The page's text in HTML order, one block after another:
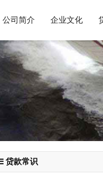
公司简介 企业文化
贷款常识